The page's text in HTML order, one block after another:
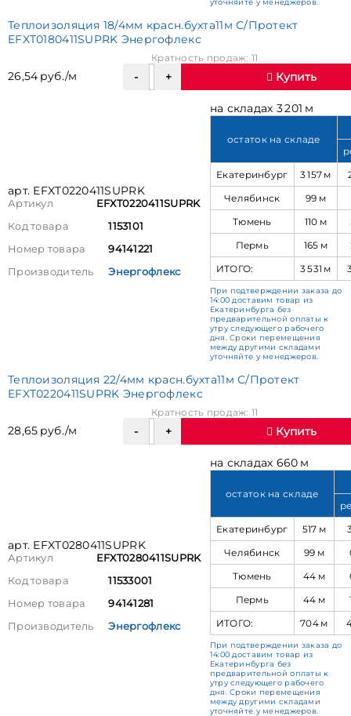
Теплоизоляция 18/4мм красн.бухта11м С/Протект
EFXT0180411SUPRK Энергофлекс
26,54 руб./м
Кратность продаж: 11
Купить
арт. EFXT0220411SUPRK
Артикул
EFXT0220411SUPRK
Код товара
1153101
Номер товара
94141221
Производитель
Энергофлекс
на складах 3 201 м
остаток на складе
Екатеринбург
3 157 м
Челябинск
99 м
Тюмень
110 м
Пермь
165 м
ИТОГО:
3 531 м
При подтверждении заказа до
14:00 доставим товар из
Екатеринбурга без
предварительной оплаты к
утру следующего рабочего
дня. Сроки перемещения
между другими складами
уточняйте у менеджеров.
Теплоизоляция 22/4мм красн.бухта11м С/Протект
EFXT0220411SUPRK Энергофлекс
28,65 руб./м
Кратность продаж: 11
Купить
арт. EFXT0280411SUPRK
Артикул
EFXT0280411SUPRK
Код товара
11533001
Номер товара
94141281
Производитель
Энергофлекс
на складах 660 м
остаток на складе
Екатеринбург
517 м
Челябинск
99 м
Тюмень
44 м
Пермь
44 м
ИТОГО:
704 м
При подтверждении заказа до
14:00 доставим товар из
Екатеринбурга без
предварительной оплаты к
утру следующего рабочего
дня. Сроки перемещения
между другими складами
уточняйте у менеджеров.